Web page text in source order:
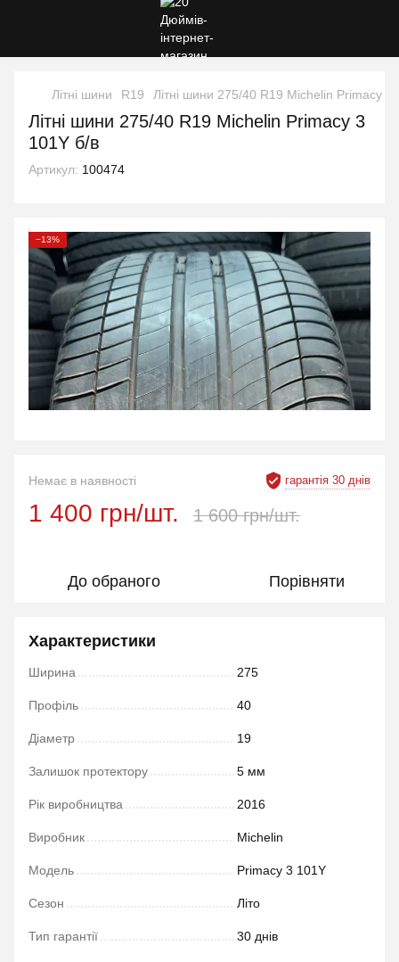
Літні шини R19 Літні шини 275/40 R19 Michelin Primacy 3
Літні шини 275/40 R19 Michelin Primacy 3
101Y б/в
Артикул: 100474
−13%
гарантія 30 днів
Немає в наявності
1 400 грн/шт. 1 600 грн/шт.
До обраного Порівняти
Характеристики
Ширина 275
Профіль 40
Діаметр 19
Залишок протектору 5 мм
Рік виробництва 2016
Виробник Michelin
Модель Primacy 3 101Y
Сезон Літо
Тип гарантії 30 днів